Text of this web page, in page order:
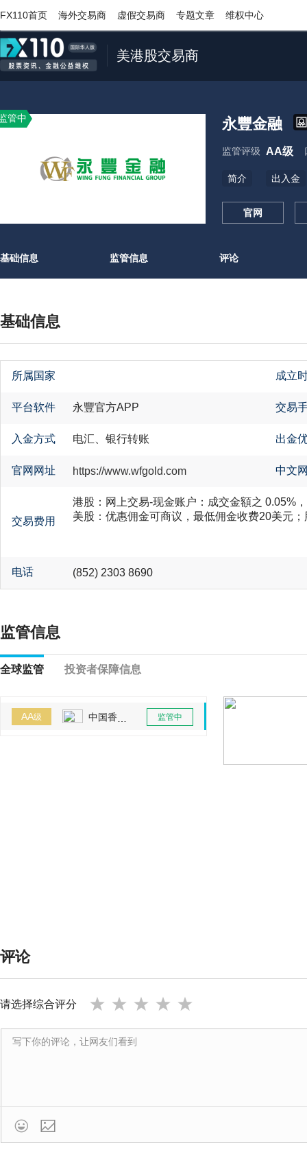
FX110首页 海外交易商 虚假交易商 专题文章 维权中心
美港股交易商
管中 永豐金融
监管评级 AA级
简介 出入金
官网
基础信息 监管信息 评论
基础信息
所属国家 成立
平台软件 永豐官方APP 交易
入金方式 电汇、银行转账 出金
官网网址 https://www.wfgold.com 中文
交易费用
港股：网上交易-现金账户： 成交金額之 0.05%，
美股： 优惠佣金可商议， 最低佣金收费20美元；
电话 (852) 2303 8690
监管信息
全球监管 投资者保障信息
AA级 中国香港SFC 监管中
评论
请选择综合评分
